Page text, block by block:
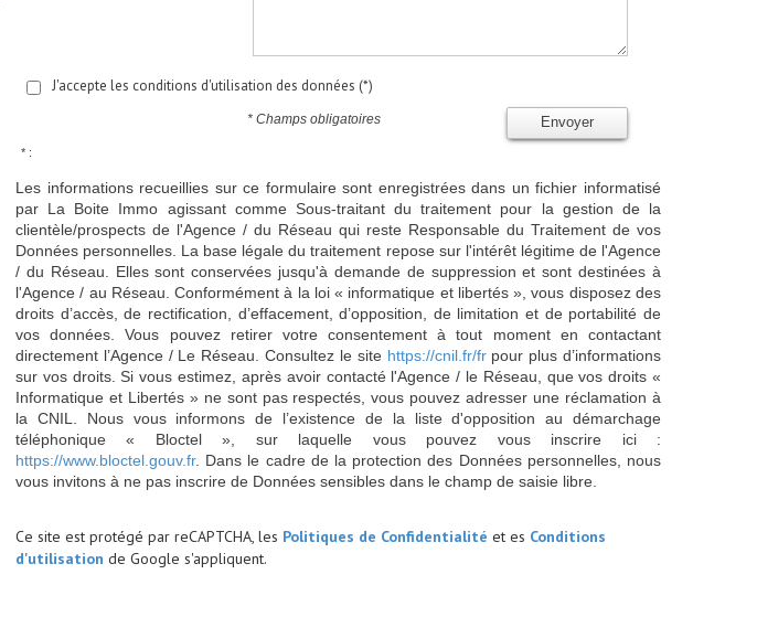
J'accepte les conditions d'utilisation des données (*)
Envoyer
* Champs obligatoires
* :
Les informations recueillies sur ce formulaire sont enregistrées dans un fichier informatisé
par La Boite Immo agissant comme Sous-traitant du traitement pour la gestion de la
clientèle/prospects de l'Agence / du Réseau qui reste Responsable du Traitement de vos
Données personnelles. La base légale du traitement repose sur l'intérêt légitime de l'Agence
/ du Réseau. Elles sont conservées jusqu'à demande de suppression et sont destinées à
l'Agence / au Réseau. Conformément à la loi « informatique et libertés », vous disposez des
droits d’accès, de rectification, d’effacement, d’opposition, de limitation et de portabilité de
vos données. Vous pouvez retirer votre consentement à tout moment en contactant
directement l’Agence / Le Réseau. Consultez le site https://cnil.fr/frpour plus d’informations
sur vos droits. Si vous estimez, après avoir contacté l'Agence / le Réseau, que vos droits «
Informatique et Libertés » ne sont pas respectés, vous pouvez adresser une réclamation à
la CNIL. Nous vous informons de l’existence de la liste d'opposition au démarchage
téléphonique « Bloctel », sur laquelle vous pouvez vous inscrire ici :
https://www.bloctel.gouv.fr. Dans le cadre de la protection des Données personnelles, nous
vous invitons à ne pas inscrire de Données sensibles dans le champ de saisie libre.
Ce site est protégé par reCAPTCHA, les Politiques de Confidentialité et es Conditions
d'utilisation de Google s'appliquent.